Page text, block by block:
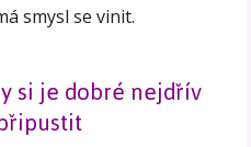
smysl se vinit.
si je dobré nejdřív